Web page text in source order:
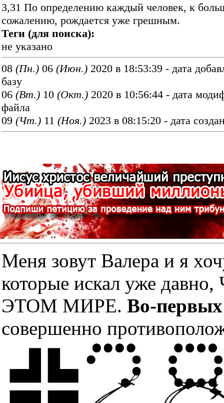
3,31 По определению каждый человек, к
сожалению, рождается уже грешным.
Теги (для поиска):
не указано
08 (Пн.) 06 (Июн.) 2020 в 18:53:39 - дата
базу
06 (Вт.) 10 (Окт.) 2020 в 10:56:44 - дата
файла
09 (Чт.) 11 (Ноя.) 2023 в 08:15:20 - дата
Меня зовут Валера и я
которые искал уже
ЭТОМ МИРЕ. Во-первых
совершенно